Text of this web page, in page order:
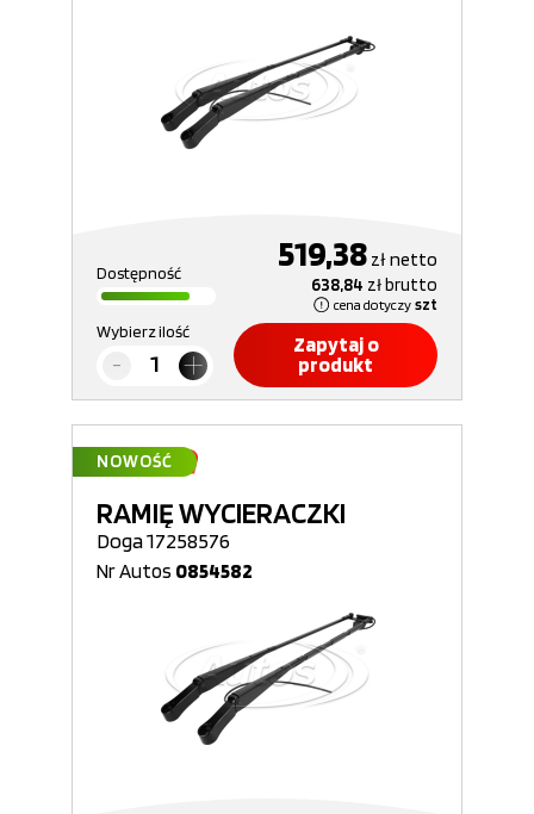
Dostępność 519,38 złnetto
638,84 złbrutto
cena dotyczy szt
Wybierz ilość
Zapytaj o
produkt
NOWOŚĆ
RAMIĘ WYCIERACZKI
Doga 17258576
Nr Autos 0854582